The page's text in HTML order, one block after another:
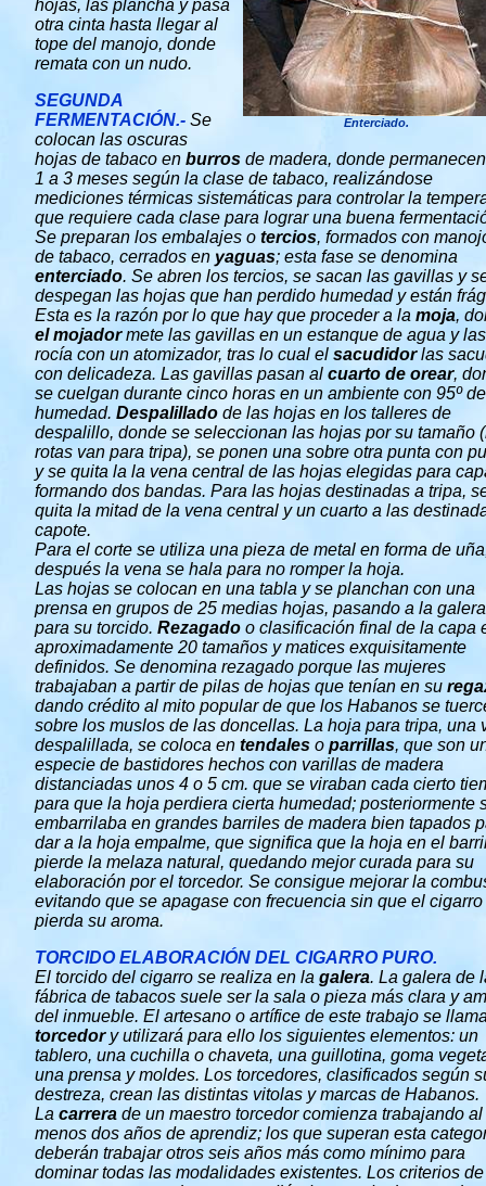
Enterciado.
hojas, las plancha y pasa
otra cinta hasta llegar al
tope del manojo, donde
remata con un nudo.
SEGUNDA
FERMENTACIÓN.- Se
colocan las oscuras
hojas de tabaco en burros de madera, donde
1 a 3 meses según la clase de tabaco, realizándose
mediciones térmicas sistemáticas para controlar la
que requiere cada clase para lograr una buena
Se preparan los embalajes o tercios, formados con
de tabaco, cerrados en yaguas; esta fase se denomina
enterciado. Se abren los tercios, se sacan las gavillas y
despegan las hojas que han perdido humedad y están
Esta es la razón por lo que hay que proceder a la moja,
el mojadormete las gavillas en un estanque de agua y las
rocía con un atomizador, tras lo cual el sacudidorlas
con delicadeza. Las gavillas pasan al cuarto de orear,
se cuelgan durante cinco horas en un ambiente con 95º de
humedad. Despalillado de las hojas en los talleres de
despalillo, donde se seleccionan las hojas por su tamaño
rotas van para tripa), se ponen una sobre otra punta con
y se quita la la vena central de las hojas elegidas para
formando dos bandas. Para las hojas destinadas a tripa,
quita la mitad de la vena central y un cuarto a las
capote.
Para el corte se utiliza una pieza de metal en forma de
después la vena se hala para no romper la hoja.
Las hojas se colocan en una tabla y se planchan con una
prensa en grupos de 25 medias hojas, pasando a la galera
para su torcido. Rezagado o clasificación final de la capa
aproximadamente 20 tamaños y matices exquisitamente
definidos. Se denomina rezagado porque las mujeres
trabajaban a partir de pilas de hojas que tenían en su
dando crédito al mito popular de que los Habanos se
sobre los muslos de las doncellas. La hoja para tripa, una
despalillada, se coloca en tendales o parrillas, que son
especie de bastidores hechos con varillas de madera
distanciadas unos 4 o 5 cm. que se viraban cada cierto
para que la hoja perdiera cierta humedad; posteriormente
embarrilaba en grandes barriles de madera bien tapados
dar a la hoja empalme, que significa que la hoja en el
pierde la melaza natural, quedando mejor curada para su
elaboración por el torcedor. Se consigue mejorar la
evitando que se apagase con frecuencia sin que el cigarro
pierda su aroma.
TORCIDO ELABORACIÓN DEL CIGARRO PURO.
El torcido del cigarro se realiza en la galera. La galera de
fábrica de tabacos suele ser la sala o pieza más clara y
del inmueble. El artesano o artífice de este trabajo se
torcedory utilizará para ello los siguientes elementos: un
tablero, una cuchilla o chaveta, una guillotina, goma
una prensa y moldes. Los torcedores, clasificados según
destreza, crean las distintas vitolas y marcas de Habanos.
La carrera de un maestro torcedor comienza trabajando al
menos dos años de aprendiz; los que superan esta
deberán trabajar otros seis años más como mínimo para
dominar todas las modalidades existentes. Los criterios de